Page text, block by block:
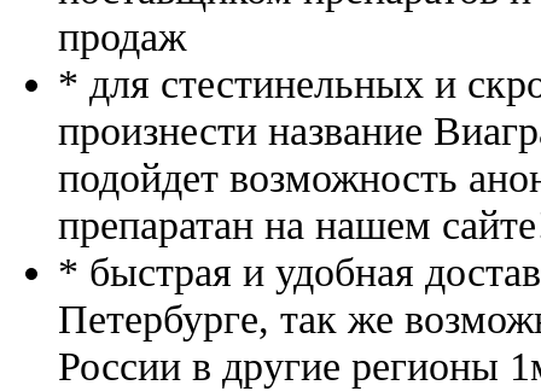
продаж
* для стестинельных и
произнести название
подойдет возможность
препаратан на нашем
* быстрая и удобная
Петербурге, так же
России в другие регионы